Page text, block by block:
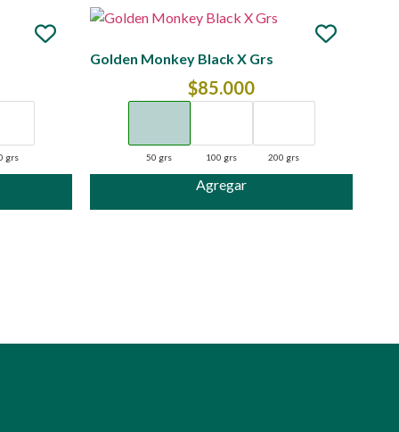
grs
Golden Monkey Black X Grs
$85.000
Agregar
50 grs 100 grs 200 grs